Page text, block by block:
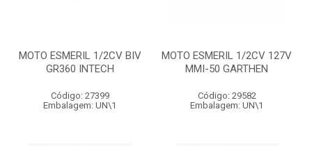
MOTO ESMERIL 1/2CV BIV
GR360 INTECH
Código: 27399
Embalagem: UN\1
MOTO ESMERIL 1/2CV 127V
MMI-50 GARTHEN
Código: 29582
Embalagem: UN\1